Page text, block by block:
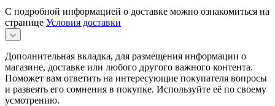
С подробной информацией о доставке можно ознакомиться на
странице Условия доставки
Дополнительная вкладка, для размещения информации о
магазине, доставке или любого другого важного контента.
Поможет вам ответить на интересующие покупателя вопросы
и развеять его сомнения в покупке. Используйте её по своему
усмотрению.